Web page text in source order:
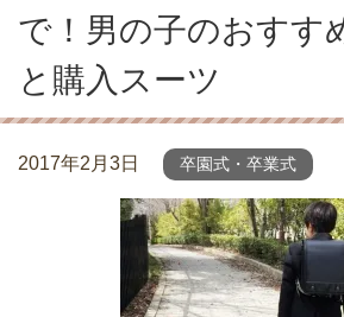
で！男の子のおすす
と購入スーツ
2017年2月3日 卒園式・卒業式